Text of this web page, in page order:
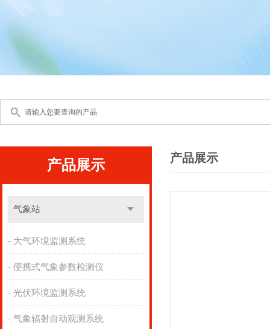
产品展示
气象站
大气环境监测系统
便携式气象参数检测仪
光伏环境监测系统
气象辐射自动观测系统
产品展示